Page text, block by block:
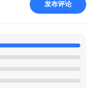
发布评论